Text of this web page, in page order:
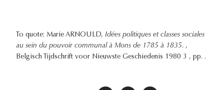
To quote: Marie ARNOULD, Idées politiques et classes sociales
au sein du pouvoir communal à Mons de 1785 à 1835. ,
Belgisch Tijdschrift voor Nieuwste Geschiedenis 1980 3 , pp. .